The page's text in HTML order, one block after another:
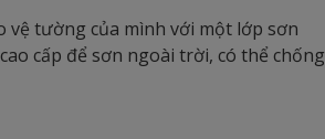
vệ tường của mình với một lớp sơn
cấp để sơn ngoài trời, có thể chống